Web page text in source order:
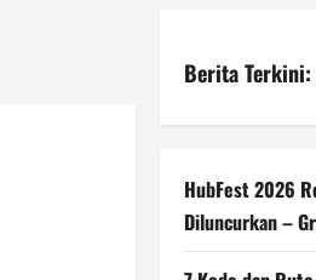
Berita Terkini:
HubFest 2026
Diluncurkan –